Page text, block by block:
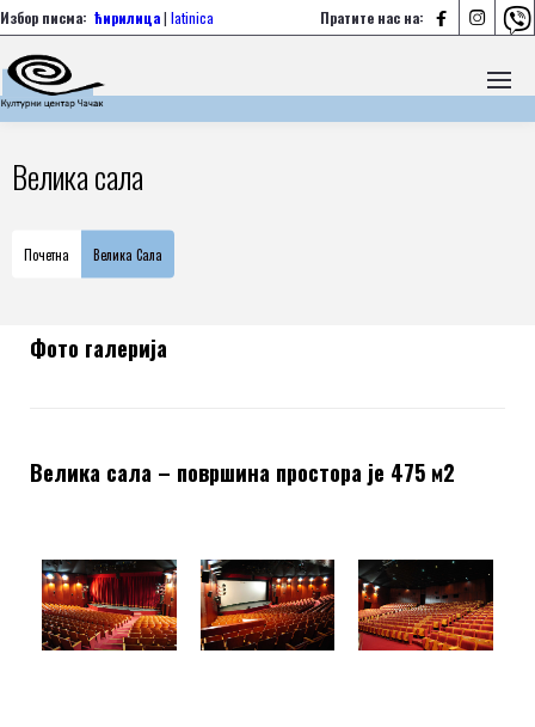
Пратите нас на:   
Избор писма: ћирилица| latinica
Велика сала
Почетна Велика Сала
Фото галерија
Велика сала – површина простора је 475 м2